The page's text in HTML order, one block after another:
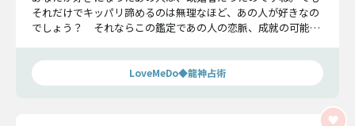
それだけでキッパリ諦めるのは無理なほど、あの人が好きなの
でしょう？ それならこの鑑定であの人の恋脈、成就の可能性
LoveMeDo◆龍神占術